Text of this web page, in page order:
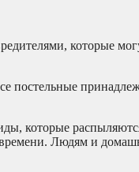
которые
постельные
которые
времени. Людям и